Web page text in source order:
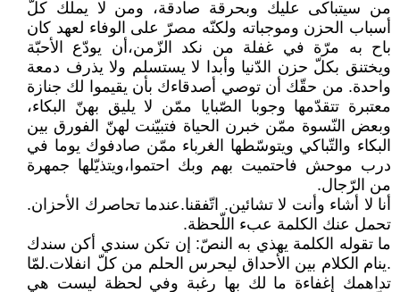
من سيتباكى عليك وبحرقة صادقة، ومن لا يملك كلّ
أسباب الحزن وموجباته ولكنّه مصرّ على الوفاء لعهد كان
باح به مرّة في غفلة من نكد الزّمن،أن يودّع الأحبّة
ويختنق بكلّ حزن الدّنيا وأبدا لا يستسلم ولا يذرف دمعة
واحدة. من حقّك أن توصي أصدقاءك بأن يقيموا لك جنازة
معتبرة تتقدّمها وجوبا الصّبايا ممّن لا يليق بهنّ البكاء،
وبعض النّسوة ممّن خبرن الحياة فتبيّنت لهنّ الفورق بين
البكاء والتّباكي ويتوسّطها الغرباء ممّن صادفوك يوما في
درب موحش فاحتميت بهم وبك احتموا،ويتذيّلها جمهرة
من الرّجال.
أنا لا أشاء وأنت لا تشائين. اتّفقنا.عندما تحاصرك الأحزان.
تحمل عنك الكلمة عبء اللّحظة.
ما تقوله الكلمة يهذي به النصّ: إن تكن سندي أكن سندك
.ينام الكلام بين الأحداق ليحرس الحلم من كلّ انفلات.لمّا
تداهمك إغفاءة ما لك بها رغبة وفي لحظة ليست هي